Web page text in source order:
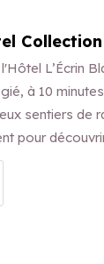
L’Écrin
à 10
sentiers de
pour